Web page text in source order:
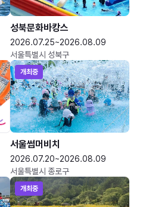
성북문화바캉스
2026.07.25~2026.08.09
서울특별시 성북구
개최중
서울썸머비치
2026.07.20~2026.08.09
서울특별시 종로구
개최중